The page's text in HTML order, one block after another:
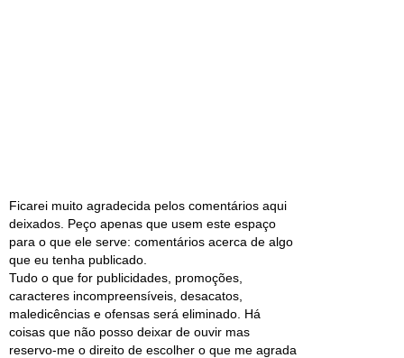
Ficarei muito agradecida pelos comentários aqui
deixados. Peço apenas que usem este espaço
para o que ele serve: comentários acerca de algo
que eu tenha publicado.
Tudo o que for publicidades, promoções,
caracteres incompreensíveis, desacatos,
maledicências e ofensas será eliminado. Há
coisas que não posso deixar de ouvir mas
reservo-me o direito de escolher o que me agrada